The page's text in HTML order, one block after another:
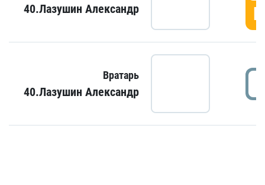
40.Лазушин Александр
Вратарь
40.Лазушин Александр